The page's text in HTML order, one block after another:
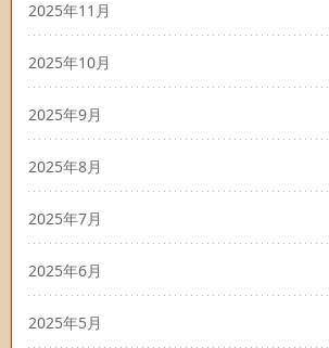
2025年11月
2025年10月
2025年9月
2025年8月
2025年7月
2025年6月
2025年5月